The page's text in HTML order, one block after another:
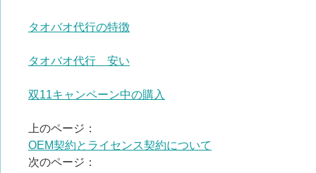
タオバオ代行の特徴
タオバオ代行 安い
双11キャンペーン中の購入
上のページ：
OEM契約とライセンス契約について
次のページ：